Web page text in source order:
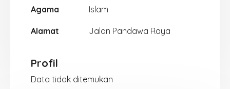
Agama Islam
Alamat Jalan Pandawa Raya
Profil
Data tidak ditemukan